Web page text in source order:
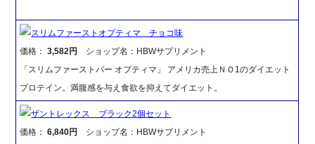
スリムファーストオプティマ チョコ味
価格：3,582円
ショップ名：HBWサプリメント
「スリムファーストバー オプティマ」 アメリカ売上ＮＯ1のダイエット
プロテイン。満腹感を与え食欲を抑えてダイエット。
ザントレックス ブラック2個セット
価格：6,840円
ショップ名：HBWサプリメント